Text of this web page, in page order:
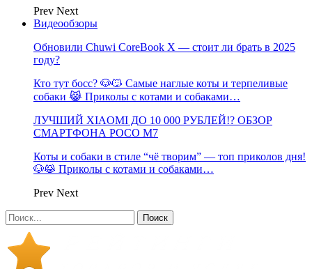
Prev Next
Видеообзоры
Обновили Chuwi CoreBook X — стоит ли брать в 2025
году?
Кто тут босс? 🐶😼 Самые наглые коты и терпеливые
собаки 😹 Приколы с котами и собаками…
ЛУЧШИЙ XIAOMI ДО 10 000 РУБЛЕЙ!? ОБЗОР
СМАРТФОНА POCO M7
Коты и собаки в стиле “чё творим” — топ приколов дня!
🐶😹 Приколы с котами и собаками…
Prev Next